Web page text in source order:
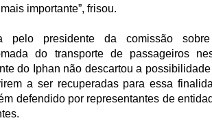
importante”, frisou.
pelo presidente da comissão
do transporte de passageiros
do Iphan não descartou a
a ser recuperadas para essa
defendido por representantes de